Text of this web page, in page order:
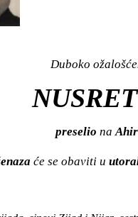
Duboko
preselio na
će se obaviti u